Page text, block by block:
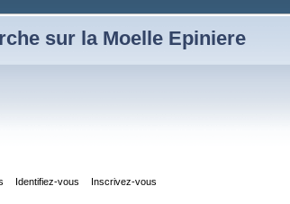
sur la Moelle Epiniere
Identifiez-vous Inscrivez-vous